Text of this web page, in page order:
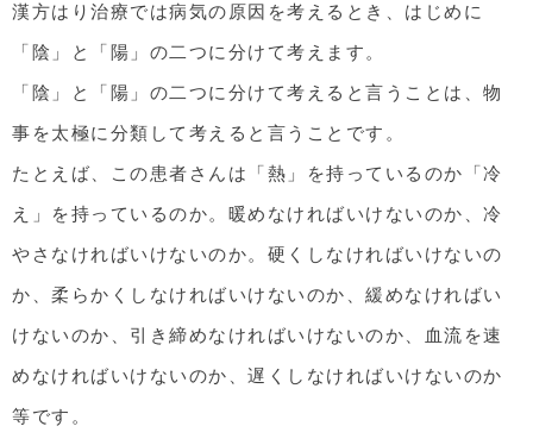
漢方はり治療では病気の原因を考えるとき、はじめに
「陰」と「陽」の二つに分けて考えます。
「陰」と「陽」の二つに分けて考えると言うことは、物
事を太極に分類して考えると言うことです。
たとえば、この患者さんは「熱」を持っているのか「冷
え」を持っているのか。暖めなければいけないのか、冷
やさなければいけないのか。硬くしなければいけないの
か、柔らかくしなければいけないのか、緩めなければい
けないのか、引き締めなければいけないのか、血流を速
めなければいけないのか、遅くしなければいけないのか
等です。